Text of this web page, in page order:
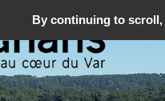
By continuing to scroll,